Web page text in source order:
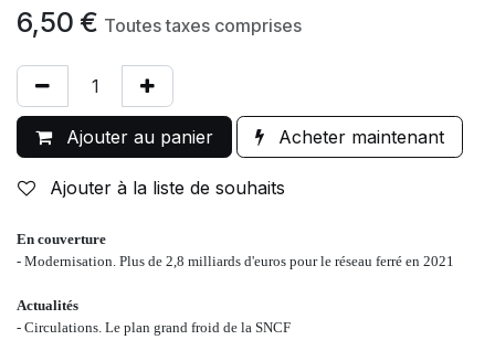
6,50 € Toutes taxes comprises
Ajouter au panier Acheter maintenant
Ajouter à la liste de souhaits
En couverture
- Modernisation. Plus de 2,8 milliards d'euros pour le réseau ferré en 2021
Actualités
- Circulations. Le plan grand froid de la SNCF